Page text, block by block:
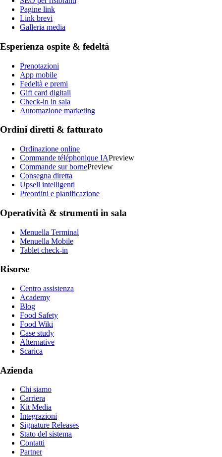
Pagine link
Link brevi
Galleria media
Esperienza ospite & fedeltà
Prenotazioni
App mobile
Fedeltà e premi
Gift card digitali
Check-in in sala
Automazione marketing
Ordini diretti & fatturato
Ordinazione online
Commande téléphonique IAPreview
Commande sur bornePreview
Consegna diretta
Upsell intelligenti
Preordini e pianificazione
Operatività & strumenti in sala
Menuella Terminal
Menuella Mobile
Tablet check-in
Risorse
Centro assistenza
Academy
Blog
Food Safety
Food Wiki
Case study
Alternative
Scarica
Azienda
Chi siamo
Carriera
Kit Media
Integrazioni
Signature Releases
Stato del sistema
Contatti
Partner